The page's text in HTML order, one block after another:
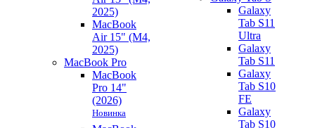
2025)
MacBook
Air 15" (M4,
2025)
MacBook Pro
MacBook
Pro 14"
(2026)
Новинка
Galaxy
Tab S11
Ultra
Galaxy
Tab S11
Galaxy
Tab S10
FE
Galaxy
Tab S10